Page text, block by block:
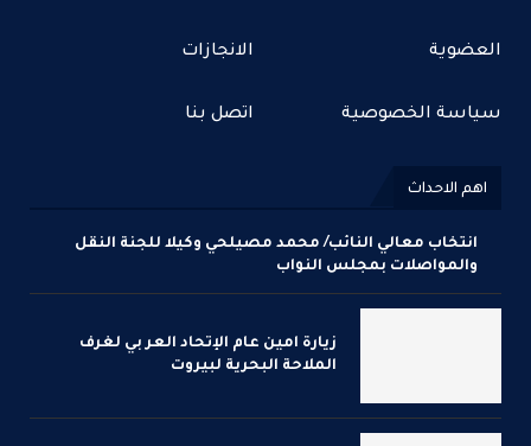
العضوية الانجازات
سياسة الخصوصية اتصل بنا
اهم الاحداث
انتخاب معالي النائب/ محمد مصيلحي وكيلا للجنة النقل
والمواصلات بمجلس النواب
زيارة امين عام الإتحاد العر بي لغرف
الملاحة البحرية لبيروت